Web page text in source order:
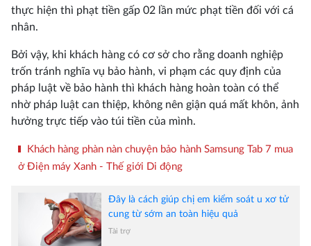
thực hiện thì phạt tiền gấp 02 lần mức phạt tiền đối với cá
nhân.
Bởi vậy, khi khách hàng có cơ sở cho rằng doanh nghiệp
trốn tránh nghĩa vụ bảo hành, vi phạm các quy định của
pháp luật về bảo hành thì khách hàng hoàn toàn có thể
nhờ pháp luật can thiệp, không nên giận quá mất khôn, ảnh
hưởng trực tiếp vào túi tiền của mình.
Khách hàng phàn nàn chuyện bảo hành Samsung Tab 7 mua
ở Điện máy Xanh - Thế giới Di động
Đây là cách giúp chị em kiểm soát u xơ tử
cung từ sớm an toàn hiệu quả
Tài trợ